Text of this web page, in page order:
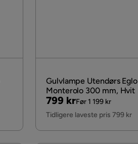
Gulvlampe Utendørs Eglo
Monterolo 300 mm, Hvit
Pris
799 kr
Original
Pris
Før 1 199 kr
Tidligere laveste pris 799 kr